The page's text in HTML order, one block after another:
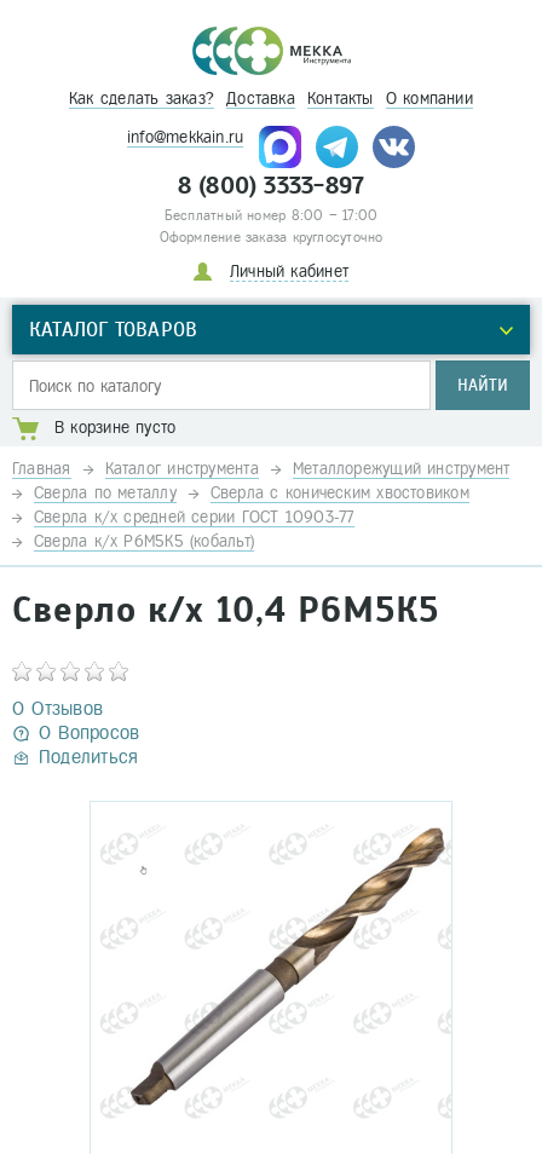
Как сделать заказ? Доставка Контакты О компании
info@mekkain.ru
8 (800) 3333-897
Бесплатный номер 8:00 – 17:00
Оформление заказа круглосуточно
Личный кабинет
КАТАЛОГ ТОВАРОВ
НАЙТИ
В корзине пусто
Главная Каталог инструмента
Металлорежущий инструмент
Сверла по металлу
Сверла с коническим хвостовиком
Сверла к/х средней серии ГОСТ 10903-77
Сверла к/х Р6М5К5 (кобальт)
Сверло к/х 10,4 Р6М5К5
0 Отзывов
0 Вопросов
Поделиться